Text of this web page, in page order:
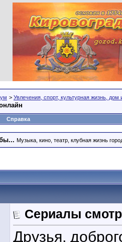
> Увлечения, спорт, культурная жизнь, дом
Справка
Музыка, кино, театр, клубная жизнь
Сериалы
Друзья,